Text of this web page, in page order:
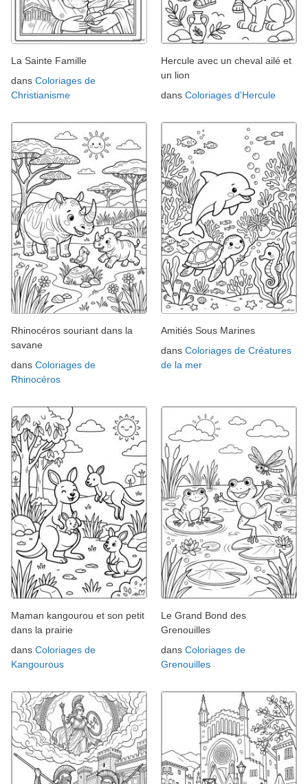
La Sainte Famille
dans Coloriages de
Christianisme
Hercule avec un cheval ailé et
un lion
dans Coloriages d'Hercule
Rhinocéros souriant dans la
savane
dans Coloriages de
Rhinocéros
Amitiés Sous Marines
dans Coloriages de Créatures
de la mer
Maman kangourou et son petit
dans la prairie
dans Coloriages de
Kangourous
Le Grand Bond des
Grenouilles
dans Coloriages de
Grenouilles